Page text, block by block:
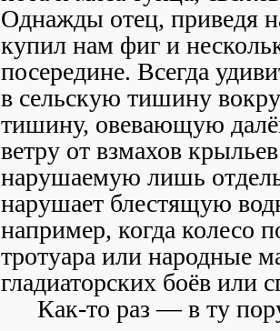
Однажды отец, приведя
купил нам фиг и
посередине. Всегда
в сельскую тишину
тишину, овевающую
ветру от взмахов
нарушаемую лишь
нарушает блестящую
например, когда колесо
тротуара или народные
гладиаторских боёв или
Как-то раз — в ту